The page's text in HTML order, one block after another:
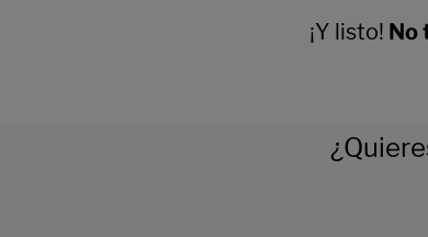
¡Y listo! No